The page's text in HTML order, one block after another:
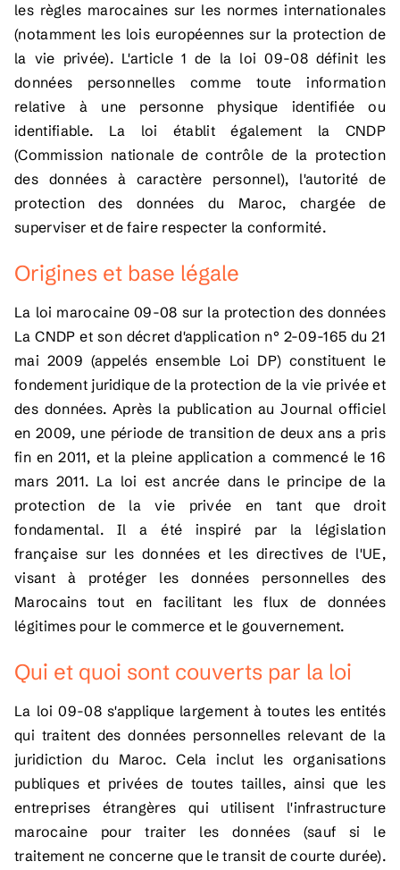
les règles marocaines sur les normes internationales
(notamment les lois européennes sur la protection de
la vie privée). L'article 1 de la loi 09-08 définit les
données personnelles comme toute information
relative à une personne physique identifiée ou
identifiable. La loi établit également la CNDP
(Commission nationale de contrôle de la protection
des données à caractère personnel), l'autorité de
protection des données du Maroc, chargée de
superviser et de faire respecter la conformité.
Origines et base légale
La loi marocaine 09-08 sur la protection des données
La CNDP et son décret d'application n° 2-09-165 du 21
mai 2009 (appelés ensemble Loi DP) constituent le
fondement juridique de la protection de la vie privée et
des données. Après la publication au Journal officiel
en 2009, une période de transition de deux ans a pris
fin en 2011, et la pleine application a commencé le 16
mars 2011. La loi est ancrée dans le principe de la
protection de la vie privée en tant que droit
fondamental. Il a été inspiré par la législation
française sur les données et les directives de l'UE,
visant à protéger les données personnelles des
Marocains tout en facilitant les flux de données
légitimes pour le commerce et le gouvernement.
Qui et quoi sont couverts par la loi
La loi 09-08 s'applique largement à toutes les entités
qui traitent des données personnelles relevant de la
juridiction du Maroc. Cela inclut les organisations
publiques et privées de toutes tailles, ainsi que les
entreprises étrangères qui utilisent l'infrastructure
marocaine pour traiter les données (sauf si le
traitement ne concerne que le transit de courte durée).